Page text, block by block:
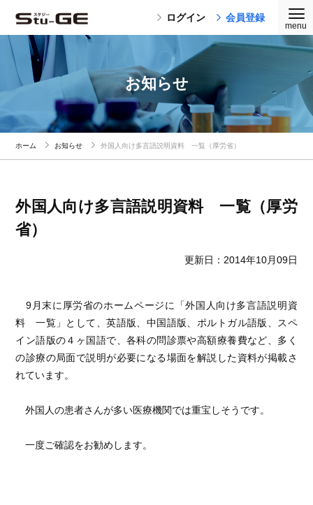
ログイン 会員登録
お知らせ
ホーム お知らせ 外国人向け多言語説明資料 一覧（厚労省）
外国人向け多言語説明資料 一覧（厚労
省）
更新日：2014年10月09日
9月末に厚労省のホームページに「外国人向け多言語説明資
料 一覧」として、英語版、中国語版、ポルトガル語版、スペ
イン語版の４ヶ国語で、各科の問診票や高額療養費など、多く
の診療の局面で説明が必要になる場面を解説した資料が掲載さ
れています。
外国人の患者さんが多い医療機関では重宝しそうです。
一度ご確認をお勧めします。